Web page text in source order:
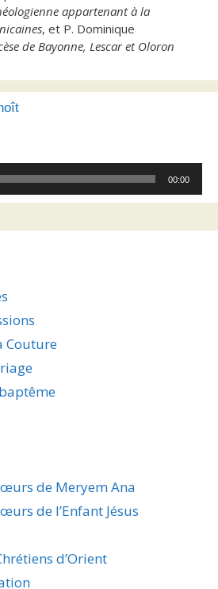
appartenant à la
, et P. Dominique
de Bayonne, Lescar et Oloron
00:00
Couture
de Meryem Ana
de l’Enfant Jésus
d’Orient